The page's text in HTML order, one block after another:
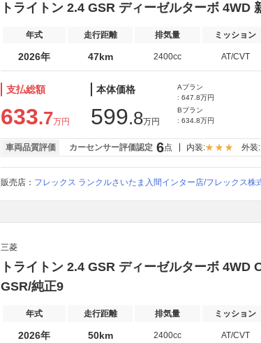
トライトン 2.4 GSR ディーゼルターボ 4WD
年式 走行距離 排気量 ミッション
2026年 47km 2400cc AT/CVT
支払総額
633.7万円
本体価格
599.8万円
Aプラン
: 647.8万円
Bプラン
: 634.8万円
車両品質評価 カーセンサー評価認定 6点 内装: 外装:
販売店： フレックス ランクルさいたま入間インター店/フレックス株
三菱
トライトン 2.4 GSR ディーゼルターボ 4WD
GSR/純正9
年式 走行距離 排気量 ミッション
2026年 50km 2400cc AT/CVT